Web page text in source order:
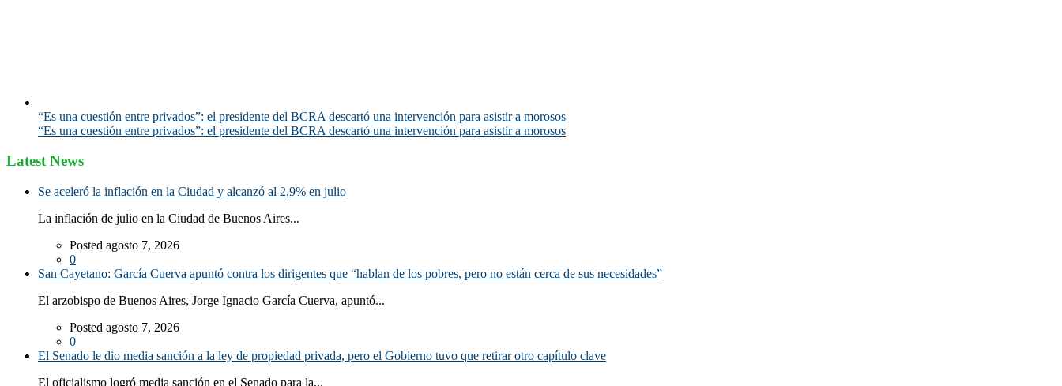
“Es una cuestión entre privados”: el presidente del BCRA descartó una intervención para asistir a morosos
“Es una cuestión entre privados”: el presidente del BCRA descartó una intervención para asistir a morosos
Latest News
Se aceleró la inflación en la Ciudad y alcanzó al 2,9% en julio
La inflación de julio en la Ciudad de Buenos Aires...
Posted agosto 7, 2026
0
San Cayetano: García Cuerva apuntó contra los dirigentes que “hablan de los pobres, pero no están cerca de sus necesidades”
El arzobispo de Buenos Aires, Jorge Ignacio García Cuerva, apuntó...
Posted agosto 7, 2026
0
El Senado le dio media sanción a la ley de propiedad privada, pero el Gobierno tuvo que retirar otro capítulo clave
El oficialismo logró media sanción en el Senado para la...